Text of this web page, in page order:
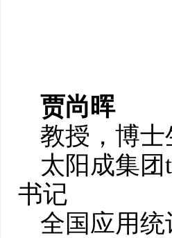
贾尚晖
教授，博士
太阳成集
书记
全国应用